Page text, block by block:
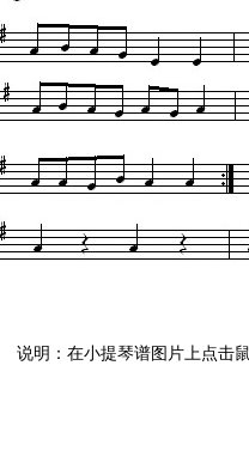
说明：在小提琴谱图片上点击